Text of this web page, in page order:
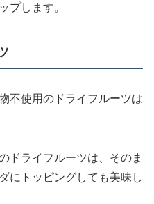
プします。
不使用のドライフルーツは
ドライフルーツは、そのま
にトッピングしても美味し